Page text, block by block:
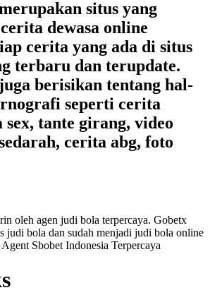
situs yang
dewasa online
cerita yang ada di situs
terbaru dan terupdate.
berisikan tentang hal-
seperti cerita
sex, tante girang, video
cerita abg, foto
oleh agen judi bola terpercaya. Gobetx
judi bola dan sudah menjadi judi bola online
Sbobet Indonesia Terpercaya